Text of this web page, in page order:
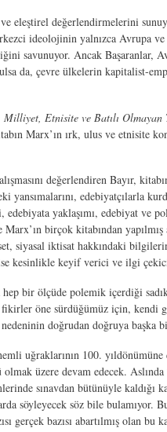
eleştirel değerlendirmelerini
ideolojinin yalnızca Avrupa
savunuyor. Ancak Başaranlar,
da, çevre ülkelerin kapitalist-
Milliyet, Etnisite ve Batılı
Marx’ın ırk, ulus ve etnisite
değerlendiren Bayır,
edebiyatçılarla
yaklaşımı, edebiyat ve
birçok kitabından
siyasal iktisat hakkındaki
kesinlikle keyif verici ve ilgi
bir ölçüde polemik içerdiği
öne sürdüğümüz için, kendi
doğrudan doğruya
uğraklarının 100.
üzere devam edecek.
sınavdan bütünüyle kaldığı
söyleyecek söz bile bulamıyor.
gerçek bazısı abartılmış olan